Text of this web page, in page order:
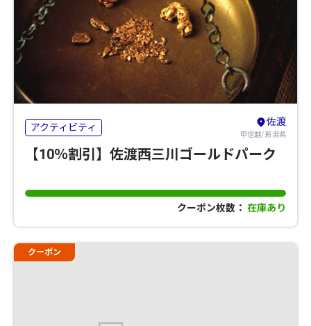
アクティビティ 佐渡
甲信越/ 新潟県
【10％割引】佐渡西三川ゴールドパーク
クーポン枚数： 在庫あり
クーポン